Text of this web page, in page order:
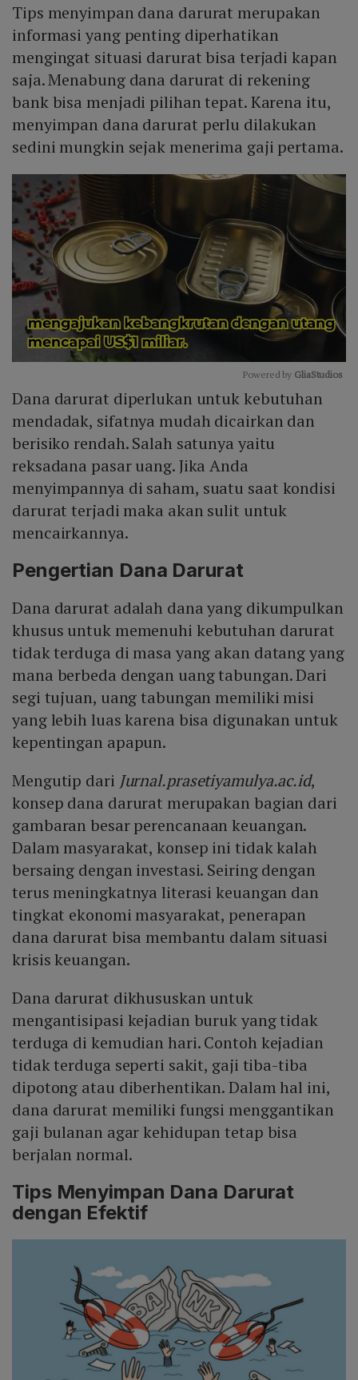
Tips menyimpan dana darurat merupakan
informasi yang penting diperhatikan
mengingat situasi darurat bisa terjadi kapan
saja. Menabung dana darurat di rekening
bank bisa menjadi pilihan tepat. Karena itu,
menyimpan dana darurat perlu dilakukan
sedini mungkin sejak menerima gaji pertama.
Mute
Powered by GliaStudios
Dana darurat diperlukan untuk kebutuhan
mendadak, sifatnya mudah dicairkan dan
berisiko rendah. Salah satunya yaitu
reksadana pasar uang. Jika Anda
menyimpannya di saham, suatu saat kondisi
darurat terjadi maka akan sulit untuk
mencairkannya.
Pengertian Dana Darurat
Dana darurat adalah dana yang dikumpulkan
khusus untuk memenuhi kebutuhan darurat
tidak terduga di masa yang akan datang yang
mana berbeda dengan uang tabungan. Dari
segi tujuan, uang tabungan memiliki misi
yang lebih luas karena bisa digunakan untuk
kepentingan apapun.
Mengutip dari Jurnal.prasetiyamulya.ac.id,
konsep dana darurat merupakan bagian dari
gambaran besar perencanaan keuangan.
Dalam masyarakat, konsep ini tidak kalah
bersaing dengan investasi. Seiring dengan
terus meningkatnya literasi keuangan dan
tingkat ekonomi masyarakat, penerapan
dana darurat bisa membantu dalam situasi
krisis keuangan.
Dana darurat dikhususkan untuk
mengantisipasi kejadian buruk yang tidak
terduga di kemudian hari. Contoh kejadian
tidak terduga seperti sakit, gaji tiba-tiba
dipotong atau diberhentikan. Dalam hal ini,
dana darurat memiliki fungsi menggantikan
gaji bulanan agar kehidupan tetap bisa
berjalan normal.
Tips Menyimpan Dana Darurat
dengan Efektif